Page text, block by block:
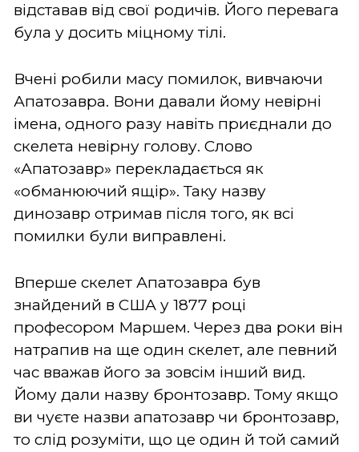
відставав від свої родичів. Його перевага
була у досить міцному тілі.
Вчені робили масу помилок, вивчаючи
Апатозавра. Вони давали йому невірні
імена, одного разу навіть приєднали до
скелета невірну голову. Слово
«Апатозавр» перекладається як
«обманюючий ящір». Таку назву
динозавр отримав після того, як всі
помилки були виправлені.
Вперше скелет Апатозавра був
знайдений в США у 1877 році
професором Маршем. Через два роки він
натрапив на ще один скелет, але певний
час вважав його за зовсім інший вид.
Йому дали назву бронтозавр. Тому якщо
ви чуєте назви апатозавр чи бронтозавр,
то слід розуміти, що це один й той самий